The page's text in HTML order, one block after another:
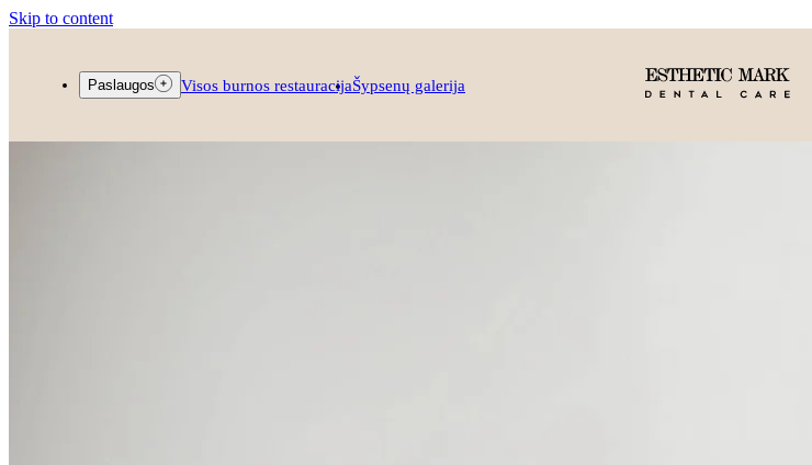
Skip to content
Paslaugos Visos burnos restauracijaŠypsenų galerija